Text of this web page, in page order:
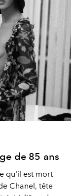
de 85 ans
qu'il est mort
Chanel, tête